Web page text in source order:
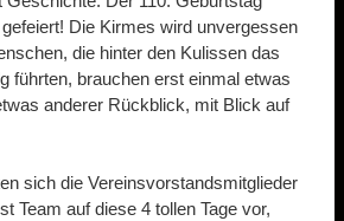
Die Kirmes wird unvergessen
die hinter den Kulissen das
führten, brauchen erst einmal etwas
anderer Rückblick, mit Blick auf
sich die Vereinsvorstandsmitglieder
Team auf diese 4 tollen Tage vor,